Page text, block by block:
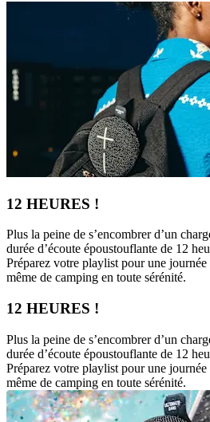
12 HEURES !
Plus la peine de s’encombrer d’un
durée d’écoute époustouflante de 12
Préparez votre playlist pour une
même de camping en toute sérénité.
12 HEURES !
Plus la peine de s’encombrer d’un
durée d’écoute époustouflante de 12
Préparez votre playlist pour une
même de camping en toute sérénité.